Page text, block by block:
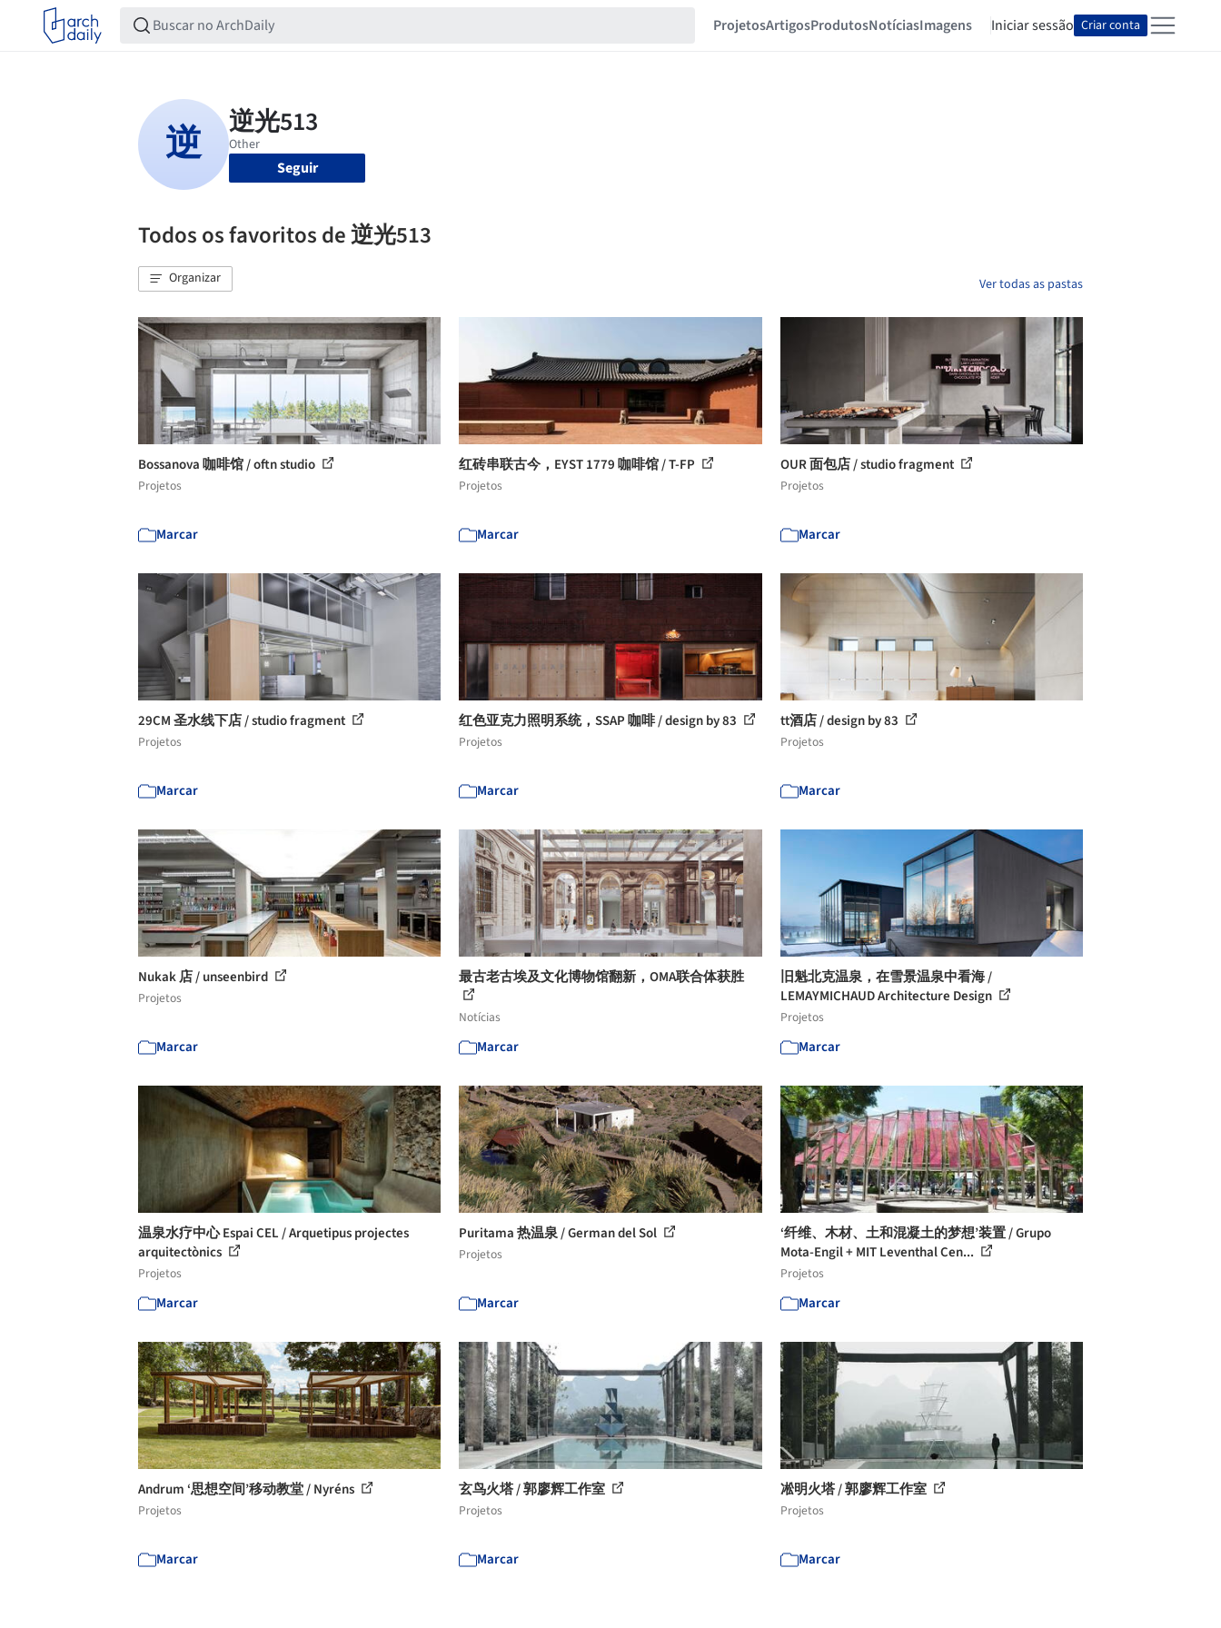
ProjetosArtigosProdutosNotíciasImagens Iniciar sessão Criar conta
Seguir
Todos os favoritos de 逆光513
Organizar Ver todas as pastas
Bossanova 咖啡馆 / oftn studio
Projetos
Marcar
红砖串联古今，EYST 1779 咖啡馆 / T-FP
Projetos
Marcar
OUR 面包店 / studio fragment
Projetos
Marcar
29CM 圣水线下店 / studio fragment
Projetos
Marcar
红色亚克力照明系统，SSAP 咖啡 / design by 83
Projetos
Marcar
tt酒店 / design by 83
Projetos
Marcar
Nukak 店 / unseenbird
Projetos
Marcar
最古老古埃及文化博物馆翻新，OMA联合体获胜
Notícias
Marcar
旧魁北克温泉，在雪景温泉中看海 /
LEMAYMICHAUD Architecture Design
Projetos
Marcar
温泉水疗中心 Espai CEL / Arquetipus projectes
arquitectònics
Projetos
Marcar
Puritama 热温泉 / German del Sol
Projetos
Marcar
‘纤维、木材、土和混凝土的梦想’装置 / Grupo
Mota-Engil + MIT Leventhal Cen...
Projetos
Marcar
Andrum ‘思想空间’移动教堂 / Nyréns
Projetos
Marcar
玄鸟火塔 / 郭廖辉工作室
Projetos
Marcar
凇明火塔 / 郭廖辉工作室
Projetos
Marcar